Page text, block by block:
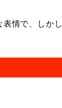
情で、しかし